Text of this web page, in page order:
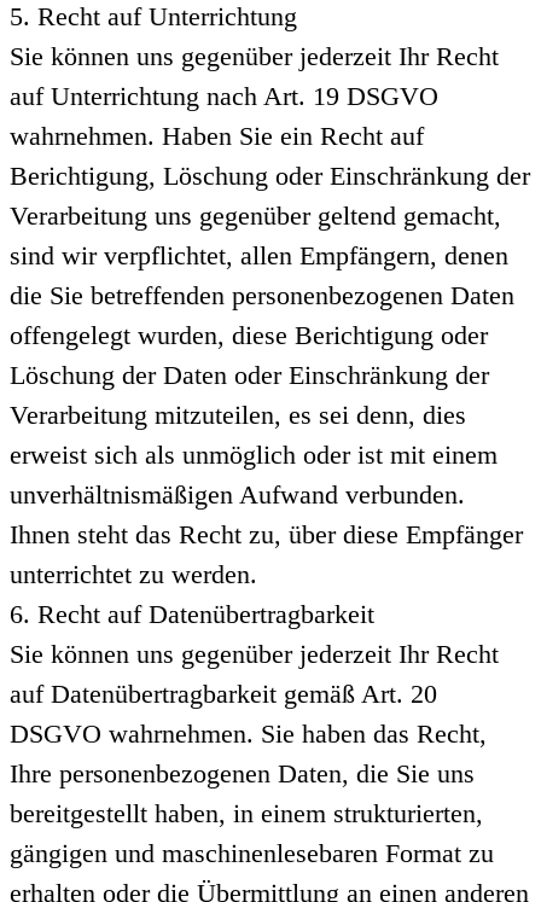
5. Recht auf Unterrichtung
Sie können uns gegenüber jederzeit Ihr Recht
auf Unterrichtung nach Art. 19 DSGVO
wahrnehmen. Haben Sie ein Recht auf
Berichtigung, Löschung oder Einschränkung der
Verarbeitung uns gegenüber geltend gemacht,
sind wir verpflichtet, allen Empfängern, denen
die Sie betreffenden personenbezogenen Daten
offengelegt wurden, diese Berichtigung oder
Löschung der Daten oder Einschränkung der
Verarbeitung mitzuteilen, es sei denn, dies
erweist sich als unmöglich oder ist mit einem
unverhältnismäßigen Aufwand verbunden.
Ihnen steht das Recht zu, über diese Empfänger
unterrichtet zu werden.
6. Recht auf Datenübertragbarkeit
Sie können uns gegenüber jederzeit Ihr Recht
auf Datenübertragbarkeit gemäß Art. 20
DSGVO wahrnehmen. Sie haben das Recht,
Ihre personenbezogenen Daten, die Sie uns
bereitgestellt haben, in einem strukturierten,
gängigen und maschinenlesebaren Format zu
erhalten oder die Übermittlung an einen anderen